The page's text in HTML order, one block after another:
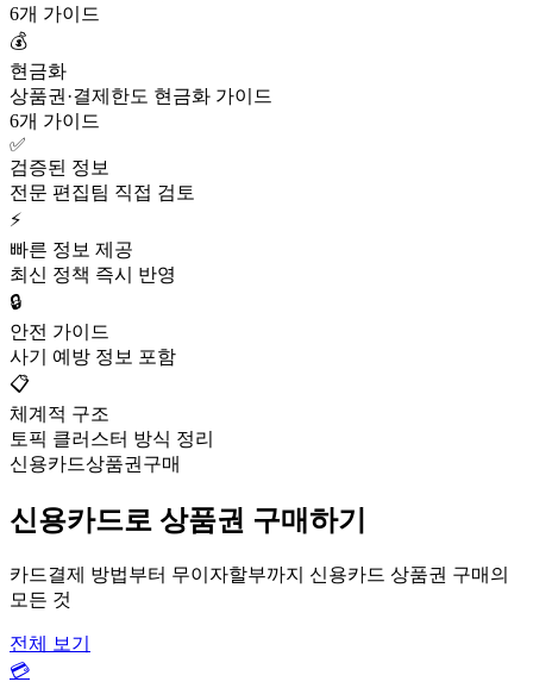
6개 가이드
💰
현금화
상품권·결제한도 현금화 가이드
6개 가이드
✅
검증된 정보
전문 편집팀 직접 검토
⚡
빠른 정보 제공
최신 정책 즉시 반영
🔒
안전 가이드
사기 예방 정보 포함
📋
체계적 구조
토픽 클러스터 방식 정리
신용카드상품권구매
신용카드로 상품권 구매하기
카드결제 방법부터 무이자할부까지 신용카드 상품권 구매의
모든 것
전체 보기
💳